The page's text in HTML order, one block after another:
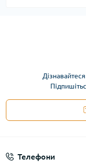
Телефони